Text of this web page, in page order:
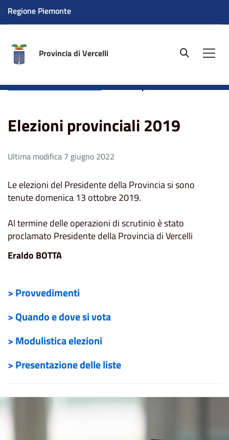
Regione Piemonte
Provincia di Vercelli site.searc
Presidente della Provincia
Elezioni provinciali 2019
Elezioni provinciali 2019
Ultima modifica 7 giugno 2022
Le elezioni del Presidente della Provincia si sono
tenute domenica 13 ottobre 2019.
Al termine delle operazioni di scrutinio è stato
proclamato Presidente della Provincia di Vercelli
Eraldo BOTTA
> Provvedimenti
> Quando e dove si vota
> Modulistica elezioni
> Presentazione delle liste